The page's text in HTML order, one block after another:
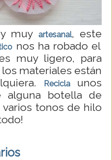
muy artesanal, este
nos ha robado el
muy ligero, para
materiales están
Reciclaunos
alguna botella de
tonos de hilo